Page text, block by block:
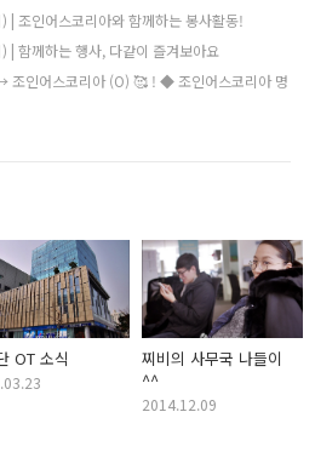
| 조인어스코리아와 함께하는 봉사활동!
| 함께하는 행사, 다같이 즐겨보아요
조인어스코리아 (O) 🥰 ! ◆ 조인어스코리아 명
OT 소식
찌비의 사무국 나들이
^^
2014.12.09